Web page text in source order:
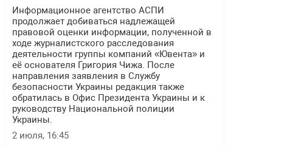
Информационное агентство АСПИ
продолжает добиваться надлежащей
правовой оценки информации, полученной в
ходе журналистского расследования
деятельности группы компаний «Ювента» и
её основателя Григория Чижа. После
направления заявления в Службу
безопасности Украины редакция также
обратилась в Офис Президента Украины и к
руководству Национальной полиции
Украины.
2 июля, 16:45